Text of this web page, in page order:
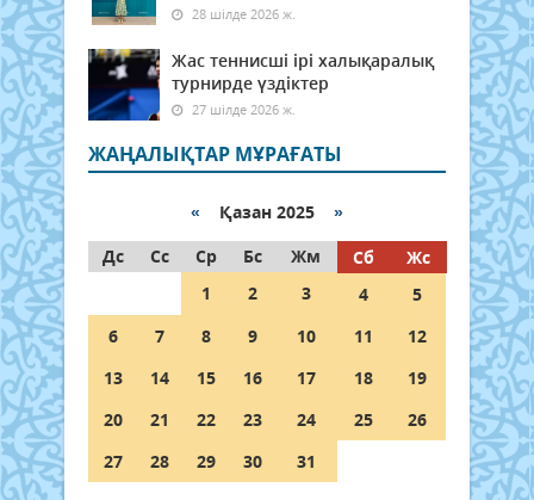
28 шілде 2026 ж.
Жас теннисші ірі халықаралық
турнирде үздіктер
27 шілде 2026 ж.
ЖАҢАЛЫҚТАР МҰРАҒАТЫ
« Қазан 2025 »
Дс
Сс Ср Бс Жм Сб
Жс
1
2 3 4
5
6
7 8 9 10 11
12
13
14 15 16 17 18
19
20
21 22 23 24 25
26
27
28 29 30 31